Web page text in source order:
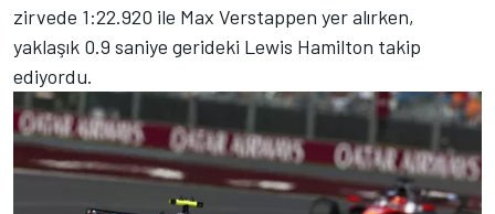
zirvede 1:22.920 ile Max Verstappen yer alırken,
yaklaşık 0.9 saniye gerideki Lewis Hamilton takip
ediyordu.